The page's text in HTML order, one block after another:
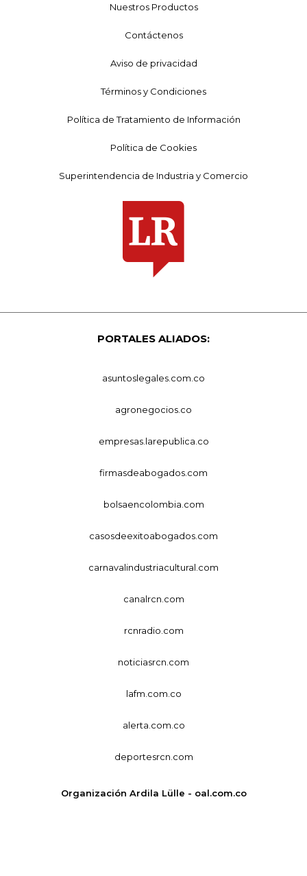
Nuestros Productos
Contáctenos
Aviso de privacidad
Términos y Condiciones
Política de Tratamiento de Información
Política de Cookies
Superintendencia de Industria y Comercio
PORTALES ALIADOS:
asuntoslegales.com.co
agronegocios.co
empresas.larepublica.co
firmasdeabogados.com
bolsaencolombia.com
casosdeexitoabogados.com
carnavalindustriacultural.com
canalrcn.com
rcnradio.com
noticiasrcn.com
lafm.com.co
alerta.com.co
deportesrcn.com
Organización Ardila Lülle - oal.com.co